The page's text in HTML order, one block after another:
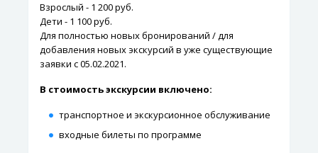
Взрослый - 1 200 руб.
Дети - 1 100 руб.
Для полностью новых бронирований / для
добавления новых экскурсий в уже существующие
заявки с 05.02.2021.
В стоимость экскурсии включено:
транспортное и экскурсионное обслуживание
входные билеты по программе